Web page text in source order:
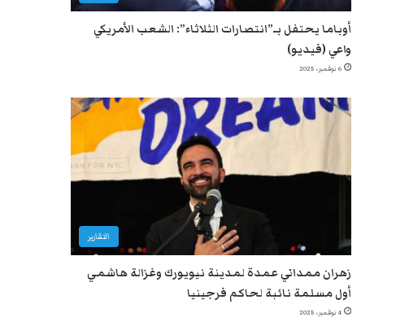
أوباما يحتفل بـ”انتصارات الثلاثاء”: الشعب الأمريكي
واعي (فيديو)
6 نوفمبر، 2025
التقارير
زهران ممداني عمدة لمدينة نيويورك وغزالة هاشمي
أول مسلمة نائبة لحاكم فرجينيا
4 نوفمبر، 2025